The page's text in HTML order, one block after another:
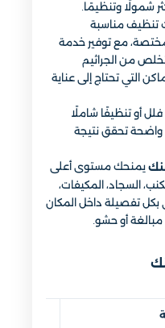
شمولًا وتنظيمًا.
تنظيف مناسبة
مع توفير خدمة
من الجراثيم
التي تحتاج إلى عناية
أو تنظيفًا شاملًا
واضحة تحقق نتيجة
يمنحك مستوى أعلى
السجاد، المكيفات،
بكل تفصيلة داخل المكان
أو حشو.